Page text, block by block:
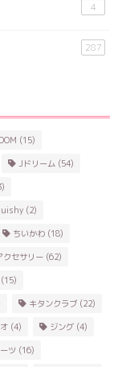
4
287
(15)
Jドリーム (54)
(2)
ちいかわ (18)
クセサリー (62)
(15)
キタンクラブ (22)
(4) ジング (4)
ツ (16)